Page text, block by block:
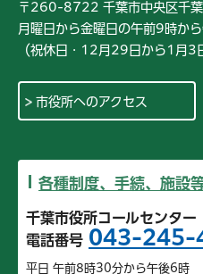
〒260-8722 千葉市中央区千
月曜日から金曜日の午前9時か
（祝休日・12月29日から1月3
市役所へのアクセス
各種制度、手続、施設
千葉市役所コールセンター
電話番号 043-245-
平日 午前8時30分から午後6時